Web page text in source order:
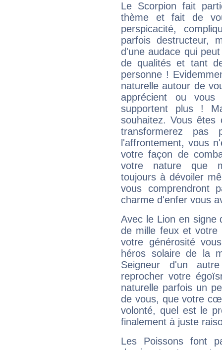
Le Scorpion fait
thème et fait de
perspicacité,
parfois destructeur,
d'une audace qui
de qualités et tant
personne !
naturelle autour de
apprécient ou
supportent plus !
souhaitez. Vous
transformerez
l'affrontement, vous
votre façon de
votre nature que
toujours à dévoiler
vous comprendront
charme d'enfer vous
Avec le Lion en signe
de mille feux et votre
votre générosité
héros solaire de la
Seigneur d'un
reprocher votre
naturelle parfois un
de vous, que votre
volonté, quel est le
finalement à juste
Les Poissons font